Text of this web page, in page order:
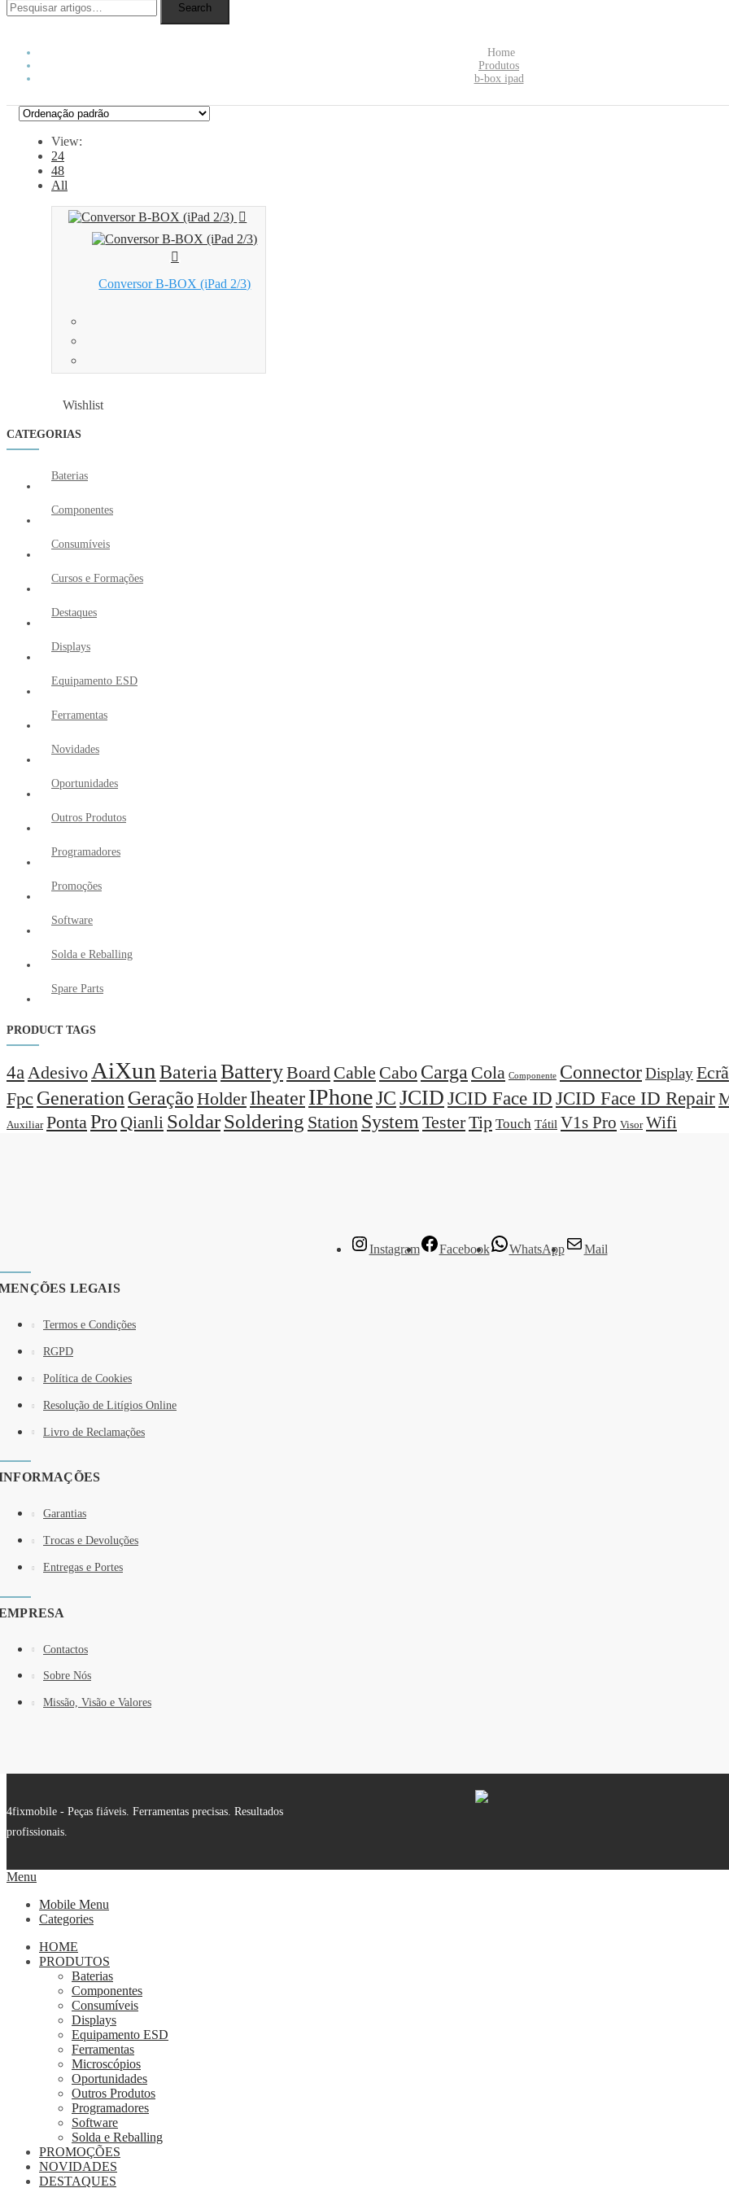
Search
Home
Produtos
b-box ipad
View:
24
48
All
Conversor B-BOX (iPad 2/3)
Wishlist
CATEGORIAS
Baterias
Componentes
Consumíveis
Cursos e Formações
Destaques
Displays
Equipamento ESD
Ferramentas
Novidades
Oportunidades
Outros Produtos
Programadores
Promoções
Software
Solda e Reballing
Spare Parts
PRODUCT TAGS
4aAdesivoAiXunBateriaBatteryBoard Cable Cabo Carga Cola Componente ConnectorDisplayEcrã
Fpc GenerationGeração Holder IheaterIPhoneJCJCIDJCID Face IDJCID Face ID Repair
Auxiliar PontaPro Qianli SoldarSoldering Station SystemTesterTip Touch Tátil V1s Pro Visor Wifi
Instagram Facebook WhatsApp Mail
LEGAIS
Termos e Condições
RGPD
Política de Cookies
Resolução de Litígios Online
Livro de Reclamações
Garantias
Trocas e Devoluções
Entregas e Portes
Contactos
Sobre Nós
Missão, Visão e Valores
4fixmobile - Peças fiáveis. Ferramentas precisas. Resultados
profissionais.
Menu
Mobile Menu
Categories
HOME
PRODUTOS
Baterias
Componentes
Consumíveis
Displays
Equipamento ESD
Ferramentas
Microscópios
Oportunidades
Outros Produtos
Programadores
Software
Solda e Reballing
PROMOÇÕES
NOVIDADES
DESTAQUES